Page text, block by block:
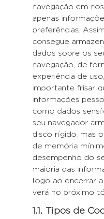
navegação em
apenas
preferências.
consegue
dados sobre os
navegação, de
experiência de
importante frisar
informações
como dados
seu navegador
disco rígido, mas
de memória
desempenho do
maioria das
logo ao encerrar
verá no próximo
1.1. Tipos de